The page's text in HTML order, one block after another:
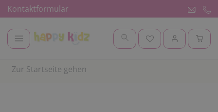
Kontaktformular
Zur Startseite gehen